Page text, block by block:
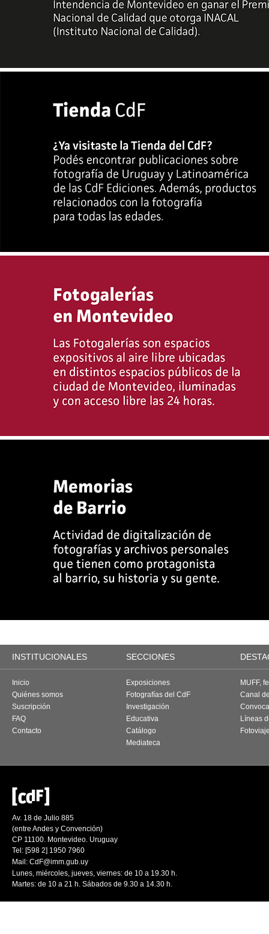
INSTITUCIONALES SECCIONES
Inicio
Quiénes somos
Suscripción
FAQ
Contacto
Exposiciones
Fotografías del CdF
Investigación
Educativa
Catálogo
Mediateca
MUFF,
Canal
Líneas
Av. 18 de Julio 885
(entre Andes y Convención)
CP 11100. Montevideo. Uruguay
Tel: [598 2] 1950 7960
Mail: CdF@imm.gub.uy
Lunes, miércoles, jueves, viernes: de 10 a 19.30 h.
Martes: de 10 a 21 h. Sábados de 9.30 a 14.30 h.